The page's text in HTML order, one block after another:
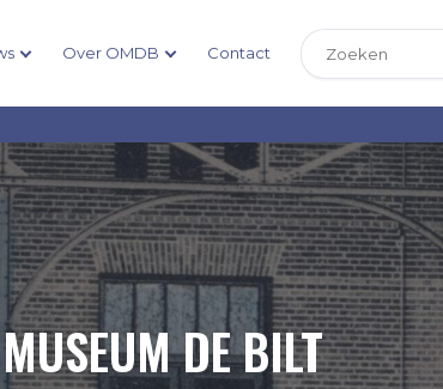
Over OMDB Contact
DE BILT